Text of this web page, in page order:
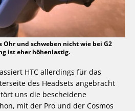
Ohr und schweben nicht wie bei G2
ist eher höhenlastig.
HTC allerdings für das
des Headsets angebracht
uns die bescheidene
mit der Pro und der Cosmos